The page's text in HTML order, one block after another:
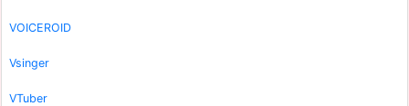
VOICEROID
Vsinger
VTuber